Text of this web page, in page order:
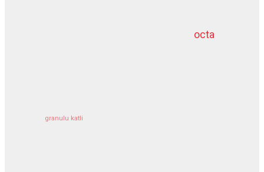
octa
granulu katli
dziļurbums